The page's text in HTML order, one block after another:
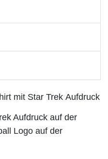
mit Star Trek Aufdruck
Aufdruck auf der
Logo auf der